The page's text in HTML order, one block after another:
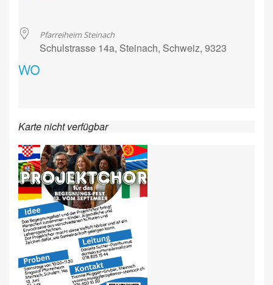
WO
Pfarreiheim Steinach
Schulstrasse 14a, Steinach, Schweiz, 9323
Karte nicht verfügbar